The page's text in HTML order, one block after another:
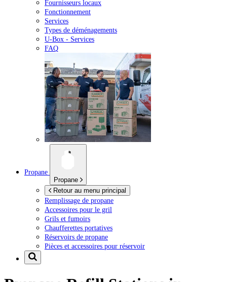
Fournisseurs locaux
Fonctionnement
Services
Types de déménagements
U-Box - Services
FAQ
Propane
Propane
Retour au menu principal
Remplissage de propane
Accessoires pour le gril
Grils et fumoirs
Chaufferettes portatives
Réservoirs de propane
Pièces et accessoires pour réservoir